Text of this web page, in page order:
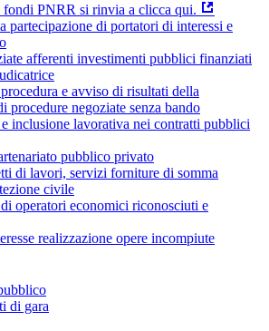
fondi PNRR si rinvia a clicca qui.
partecipazione di portatori di interessi e
afferenti investimenti pubblici finanziati
e avviso di risultati della
procedure negoziate senza bando
inclusione lavorativa nei contratti pubblici
pubblico privato
di lavori, servizi forniture di somma
civile
operatori economici riconosciuti e
realizzazione opere incompiute
di gara